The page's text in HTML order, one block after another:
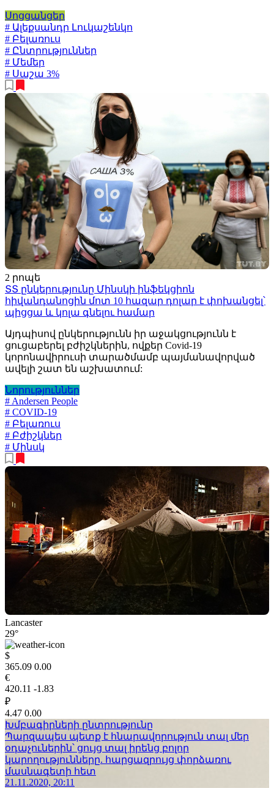
Սոցցանցեր
# Ալեքսանդր Լուկաշենկո
# Բելառուս
# Ընտրություններ
# Մեմեր
# Սաշա 3%
2 րոպե
ՏՏ ընկերությունը Մինսկի ինֆեկցիոն
հիվանդանոցին մոտ 10 հազար դոլար է փոխանցել՝
պիցցա և կոլա գնելու համար
Այդպիսով ընկերությունն իր աջակցությունն է
ցուցաբերել բժիշկներին, ովքեր Covid-19
կորոնավիրուսի տարածմամբ պայմանավորված
ավելի շատ են աշխատում:
Նորություններ
# Andersen People
# COVID-19
# Բելառուս
# Բժիշկներ
# Մինսկ
Lancaster
29°
$
365.09 0.00
€
420.11 -1.83
₽
4.47 0.00
Խմբագիրների ընտրությունը
Պարզապես պետք է հնարավորություն տալ մեր
օդաչուներին՝ ցույց տալ իրենց բոլոր
կարողությունները. հարցազրույց փորձառու
մասնագետի հետ
21.11.2020, 20:11